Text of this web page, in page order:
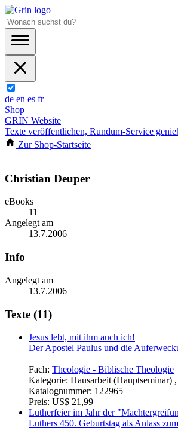
de en es fr
Shop
GRIN Website
Texte veröffentlichen, Rundum-Service
Zur Shop-Startseite
Christian Deuper
eBooks
11
Angelegt am
13.7.2006
Info
Angelegt am
13.7.2006
Texte (11)
Jesus lebt, mit ihm auch ich!
Der Apostel Paulus und die
Fach: Theologie - Biblische Theologie
Kategorie: Hausarbeit (Hauptseminar)
Katalognummer: 122965
Preis: US$ 21,99
Lutherfeier im Jahr der
Luthers 450. Geburtstag als Anlass